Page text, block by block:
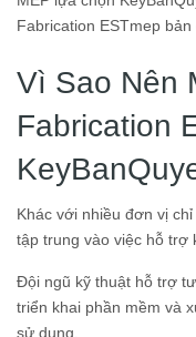
Fabrication ESTmep bản
Vì Sao Nên
Fabrication
Khác với nhiều đơn vị
tập trung vào việc hỗ trợ
Đội ngũ kỹ thuật hỗ trợ
triển khai phần mềm và
sử dụng.